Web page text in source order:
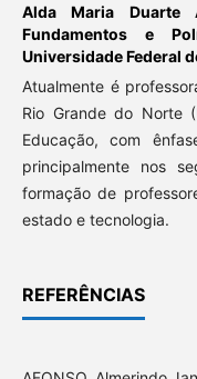
Alda Maria Duarte
Fundamentos e
Universidade Federal
Atualmente é
Rio Grande do Norte
Educação, com
principalmente nos
formação de
estado e tecnologia.
REFERÊNCIAS